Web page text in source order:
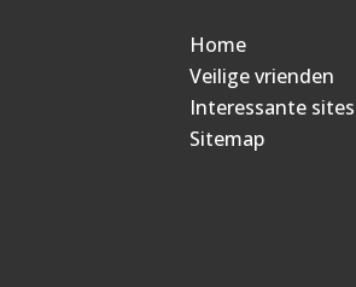
Home
Veilige vrienden
Interessante sites
Sitemap